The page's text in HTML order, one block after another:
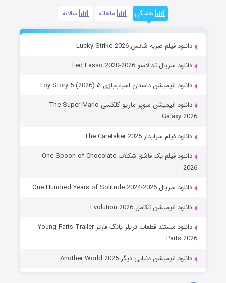
هفتگی ماهانه سالانه
دانلود فیلم ضربه شانس Lucky Strike 2026
دانلود سریال تد لاسو Ted Lasso 2020-2026
دانلود انیمیشن داستان اسباب‌بازی ۵ Toy Story 5 (2026)
دانلود انیمیشن سوپر ماریو گلکسی The Super Mario
Galaxy 2026
دانلود فیلم سرایدار The Caretaker 2025
دانلود فیلم یک قاشق شکلات One Spoon of Chocolate
2026
دانلود سریال One Hundred Years of Solitude 2024-2026
دانلود انیمیشن تکامل Evolution 2026
دانلود مستند قطعات تریلر یانگ فارتز Young Farts Trailer
Parts 2026
دانلود انیمیشن دنیایی دیگر Another World 2025